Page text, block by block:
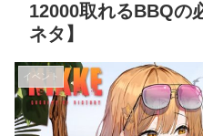
12000取れるBBQの
ネタ】
イベント